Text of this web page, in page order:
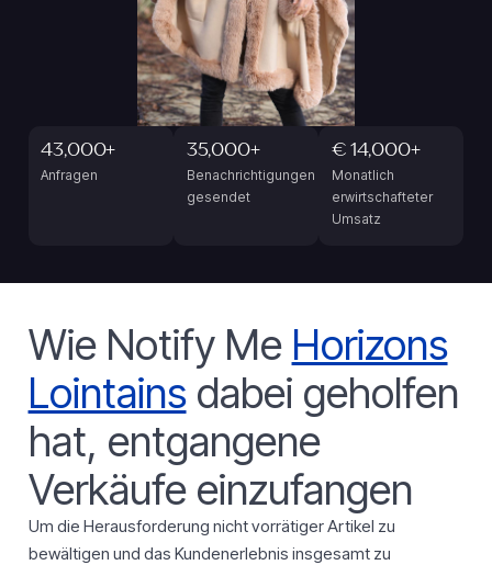
43,000+
Anfragen
35,000+
Benachrichtigungen
gesendet
€ 14,000+
Monatlich
erwirtschafteter
Umsatz
Wie Notify Me Horizons
Lointainsdabei geholfen
hat, entgangene
Verkäufe einzufangen
Um die Herausforderung nicht vorrätiger Artikel zu
bewältigen und das Kundenerlebnis insgesamt zu